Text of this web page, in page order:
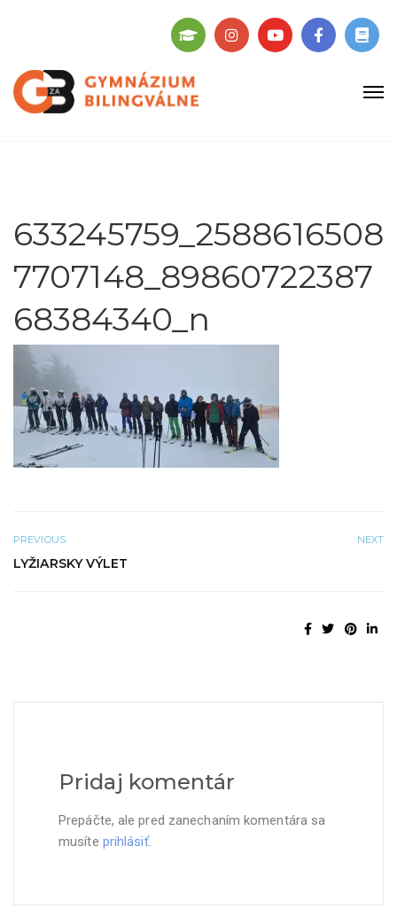
633245759_2588616508
7707148_89860722387
68384340_n
PREVIOUS
LYŽIARSKY VÝLET
NEXT
Pridaj komentár
Prepáčte, ale pred zanechaním komentára sa
musíte prihlásiť.